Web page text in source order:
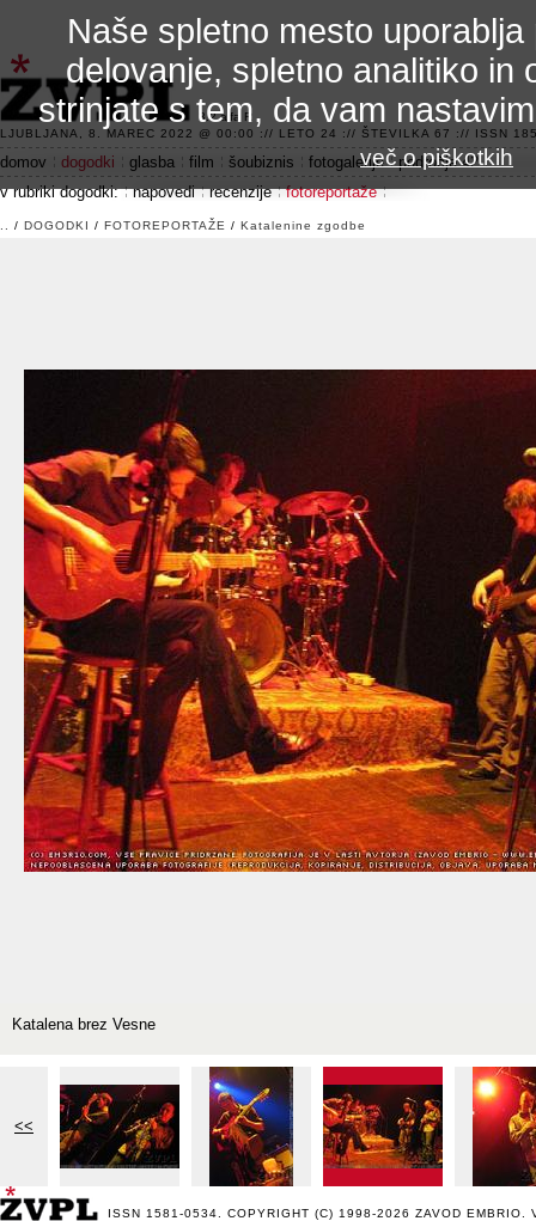
3.2 alfa R
LJUBLJANA, 8. MAREC 2022 @ 00:00 :// LETO 24 :// ŠTEVILKA 67 :// ISSN
domov dogodki glasba film šoubiznis fotogalerije
področje 42
v rubriki dogodki:
napovedi recenzije fotoreportaže
/ DOGODKI / FOTOREPORTAŽE / Katalenine zgodbe
Katalena brez Vesne
<<
ISSN 1581-0534. COPYRIGHT (C) 1998-2026 ZAVOD EMBRIO .
Naše spletno mesto
delovanje, spletno analitiko in
strinjate s tem, da vam
več o piškotkih